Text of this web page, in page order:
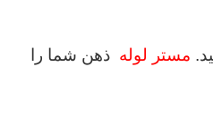
مستر لوله ذهن شما را